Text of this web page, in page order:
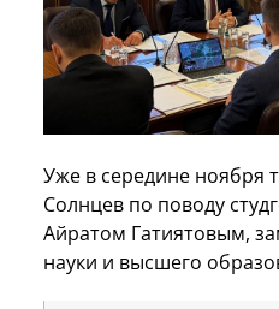
Уже в середине ноября
Солнцев по поводу
Айратом Гатиятовым,
науки и высшего